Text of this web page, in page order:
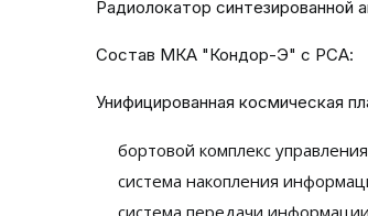
Радиолокатор синтезированной
Состав МКА "Кондор-Э" с РСА:
Унифицированная космическая
бортовой комплекс управления
система накопления
система передачи